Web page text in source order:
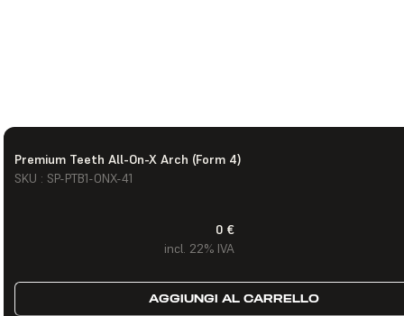
Premium Teeth All-On-X Arch (Form 4)
SKU : SP-PTB1-ONX-41
0 €
incl. 22% IVA
AGGIUNGI AL CARRELLO